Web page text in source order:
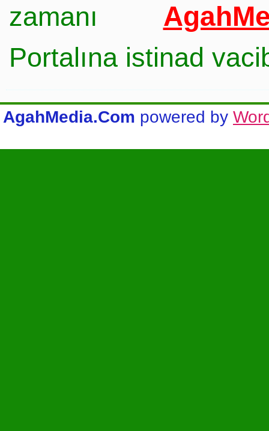
zamanı
Portalına istinad
AgahMedia.Com powered by